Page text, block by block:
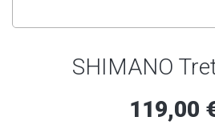
SHIMANO
119,00